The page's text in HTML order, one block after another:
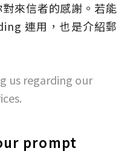
來信者的感謝。若能
連用，也是介紹郵
us regarding our
prompt